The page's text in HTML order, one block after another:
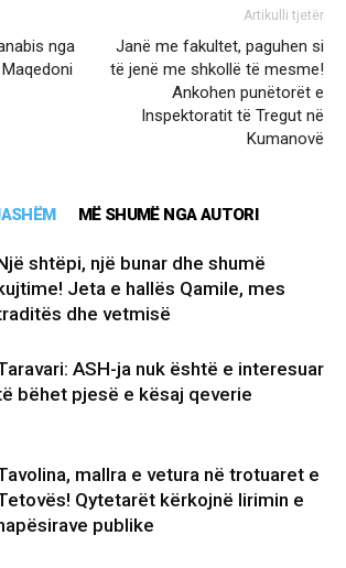
nga
Artikulli tjetër
Janë me fakultet, paguhen si
të jenë me shkollë të mesme!
Ankohen punëtorët e
Inspektoratit të Tregut në
Kumanovë
MË SHUMË NGA AUTORI
shtëpi, një bunar dhe shumë
Jeta e hallës Qamile, mes
dhe vetmisë
ASH-ja nuk është e interesuar
bëhet pjesë e kësaj qeverie
mallra e vetura në trotuaret e
Qytetarët kërkojnë lirimin e
publike